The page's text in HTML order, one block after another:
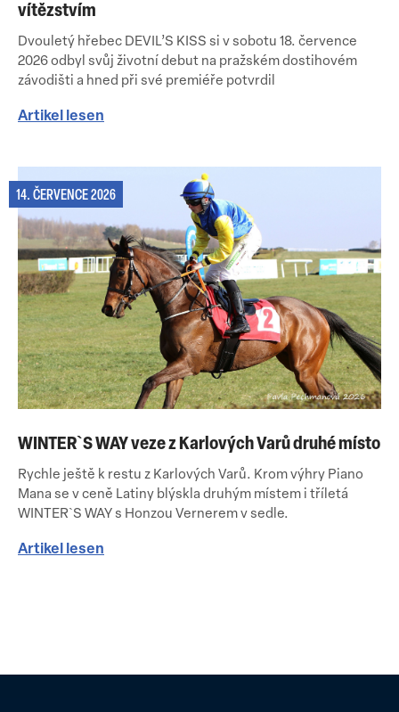
vítězstvím
Dvouletý hřebec DEVIL’S KISS si v sobotu 18. července
2026 odbyl svůj životní debut na pražském dostihovém
závodišti a hned při své premiéře potvrdil
Artikel lesen
14. ČERVENCE 2026
WINTER`S WAY veze z Karlových Varů druhé místo
Rychle ještě k restu z Karlových Varů. Krom výhry Piano
Mana se v ceně Latiny blýskla druhým místem i tříletá
WINTER`S WAY s Honzou Vernerem v sedle.
Artikel lesen